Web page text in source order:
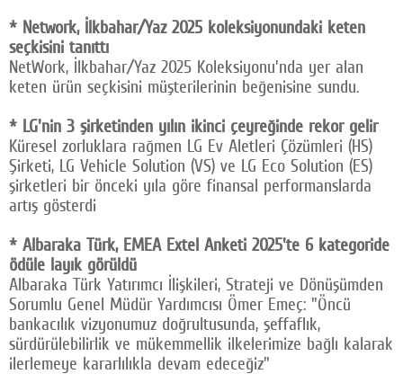
* Network, İlkbahar/Yaz 2025 koleksiyonundaki keten
seçkisini tanıttı
NetWork, İlkbahar/Yaz 2025 Koleksiyonu'nda yer alan
keten ürün seçkisini müşterilerinin beğenisine sundu.
* LG'nin 3 şirketinden yılın ikinci çeyreğinde rekor gelir
Küresel zorluklara rağmen LG Ev Aletleri Çözümleri (HS)
Şirketi, LG Vehicle Solution (VS) ve LG Eco Solution (ES)
şirketleri bir önceki yıla göre finansal performanslarda
artış gösterdi
* Albaraka Türk, EMEA Extel Anketi 2025'te 6 kategoride
ödüle layık görüldü
Albaraka Türk Yatırımcı İlişkileri, Strateji ve Dönüşümden
Sorumlu Genel Müdür Yardımcısı Ömer Emeç: "Öncü
bankacılık vizyonumuz doğrultusunda, şeffaflık,
sürdürülebilirlik ve mükemmellik ilkelerimize bağlı kalarak
ilerlemeye kararlılıkla devam edeceğiz"